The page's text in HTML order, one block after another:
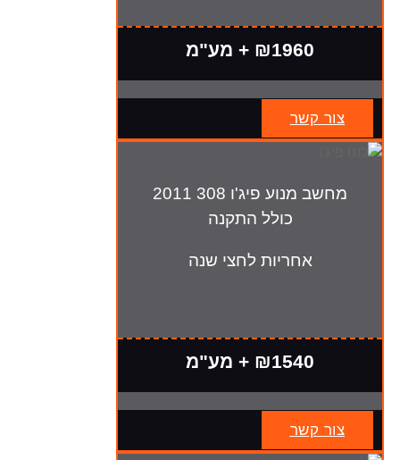
₪1960 + מע"מ
צור קשר
מחשב מנוע פיג'ו 308 2011
כולל התקנה
אחריות לחצי שנה
₪1540 + מע"מ
צור קשר